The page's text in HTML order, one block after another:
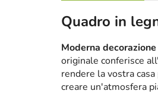
Quadro in
Moderna
originale conferisce
rendere la vostra
creare un'atmosfera